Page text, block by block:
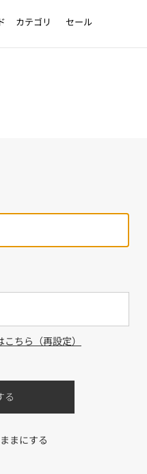
カテゴリ セール
ちら（再設定）
まにする